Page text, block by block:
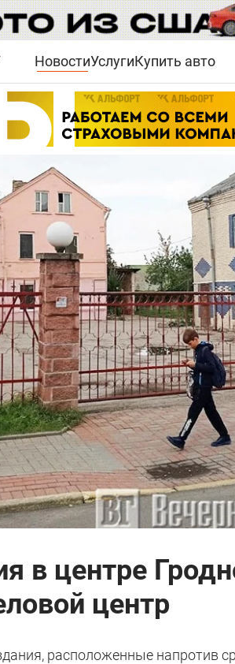
НовостиУслугиКупить авто
в центре
центр
расположенные напротив